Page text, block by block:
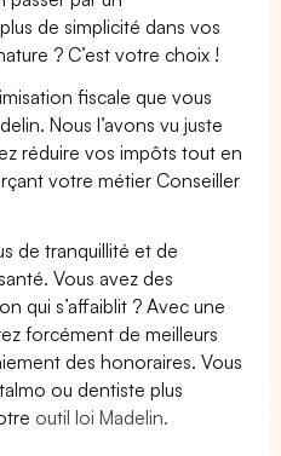
de simplicité dans vos
? C’est votre choix !
fiscale que vous
Nous l’avons vu juste
réduire vos impôts tout en
votre métier Conseiller
de tranquillité et de
Vous avez des
qui s’affaiblit ? Avec une
forcément de meilleurs
des honoraires. Vous
ou dentiste plus
outil loi Madelin.